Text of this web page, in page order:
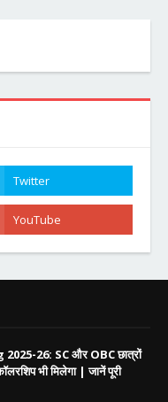
26: SC और OBC छात्रों
भी मिलेगा | जानें पूरी